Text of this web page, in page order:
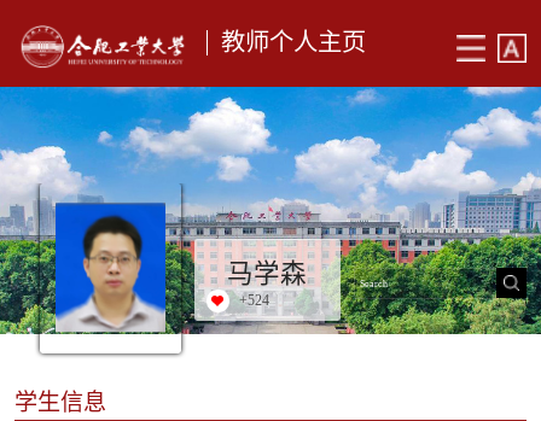
教师个人主页
马学森
+524
学生信息